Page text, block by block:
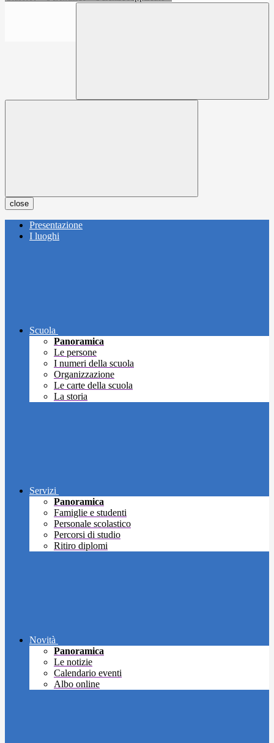
close
Presentazione
I luoghi
Scuola
Panoramica
Le persone
I numeri della scuola
Organizzazione
Le carte della scuola
La storia
Servizi
Panoramica
Famiglie e studenti
Personale scolastico
Percorsi di studio
Ritiro diplomi
Novità
Panoramica
Le notizie
Calendario eventi
Albo online